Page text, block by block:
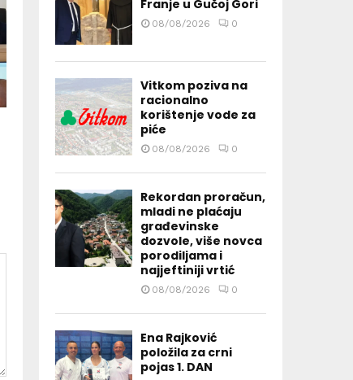
Franje u Gučoj Gori
08/08/2026 0
Vitkom poziva na
racionalno
korištenje vode za
piće
08/08/2026 0
Rekordan proračun,
mladi ne plaćaju
građevinske
dozvole, više novca
porodiljama i
najjeftiniji vrtić
08/08/2026 0
Ena Rajković
položila za crni
pojas 1. DAN